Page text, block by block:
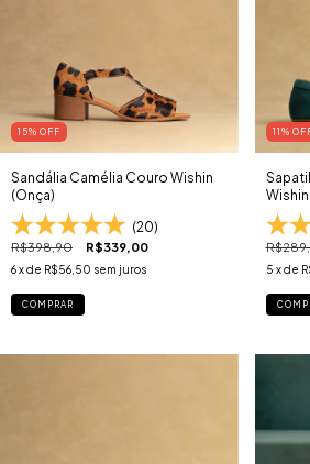
15% OFF
Sandália Camélia Couro Wishin
(Onça)
(20)
R$398,90 R$339,00
6x de R$56,50 sem juros
COMPRAR
11 %
5 x de